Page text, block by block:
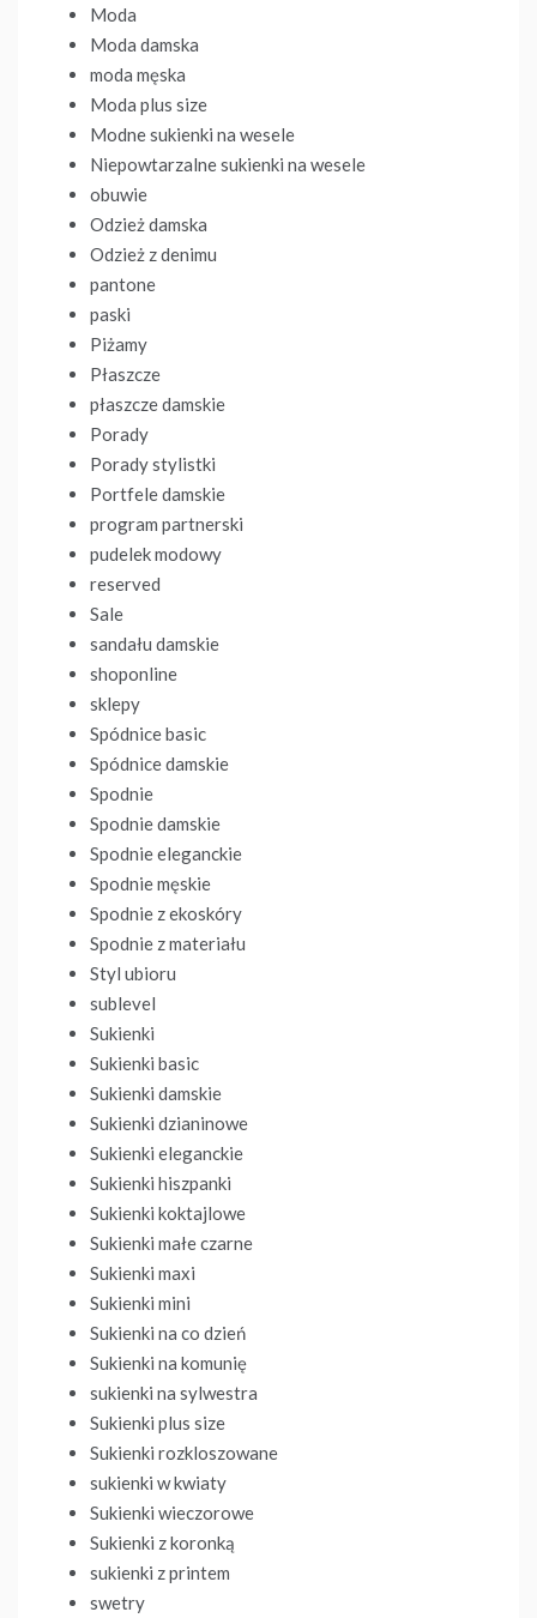
Moda
Moda damska
moda męska
Moda plus size
Modne sukienki na wesele
Niepowtarzalne sukienki na wesele
obuwie
Odzież damska
Odzież z denimu
pantone
paski
Piżamy
Płaszcze
płaszcze damskie
Porady
Porady stylistki
Portfele damskie
program partnerski
pudelek modowy
reserved
Sale
sandału damskie
shoponline
sklepy
Spódnice basic
Spódnice damskie
Spodnie
Spodnie damskie
Spodnie eleganckie
Spodnie męskie
Spodnie z ekoskóry
Spodnie z materiału
Styl ubioru
sublevel
Sukienki
Sukienki basic
Sukienki damskie
Sukienki dzianinowe
Sukienki eleganckie
Sukienki hiszpanki
Sukienki koktajlowe
Sukienki małe czarne
Sukienki maxi
Sukienki mini
Sukienki na co dzień
Sukienki na komunię
sukienki na sylwestra
Sukienki plus size
Sukienki rozkloszowane
sukienki w kwiaty
Sukienki wieczorowe
Sukienki z koronką
sukienki z printem
swetry